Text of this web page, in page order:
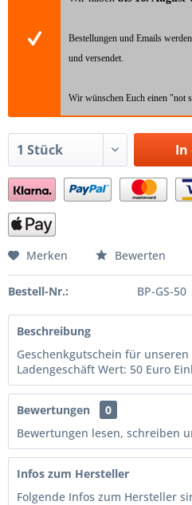
Bestellungen und Emails
und versendet.
Wir wünschen Euch einen "not
In
Merken Bewerten
Bestell-Nr.: BP-GS-50
Beschreibung
Geschenkgutschein für
Ladengeschäft Wert: 50 Euro
Bewertungen
0
Bewertungen lesen, schreiben
Infos zum Hersteller
Folgende Infos zum Hersteller